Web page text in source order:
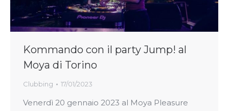
Kommando con il party Jump! al
Moya di Torino
Clubbing 17/01/2023
Venerdì 20 gennaio 2023 al Moya Pleasure